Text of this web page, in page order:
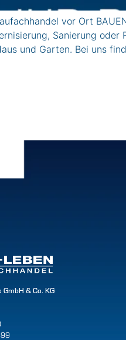
vor Ort
Sanierung oder
und Garten. Bei uns
GmbH & Co. KG